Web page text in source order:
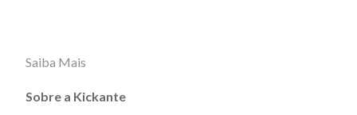
Saiba Mais
Sobre a Kickante